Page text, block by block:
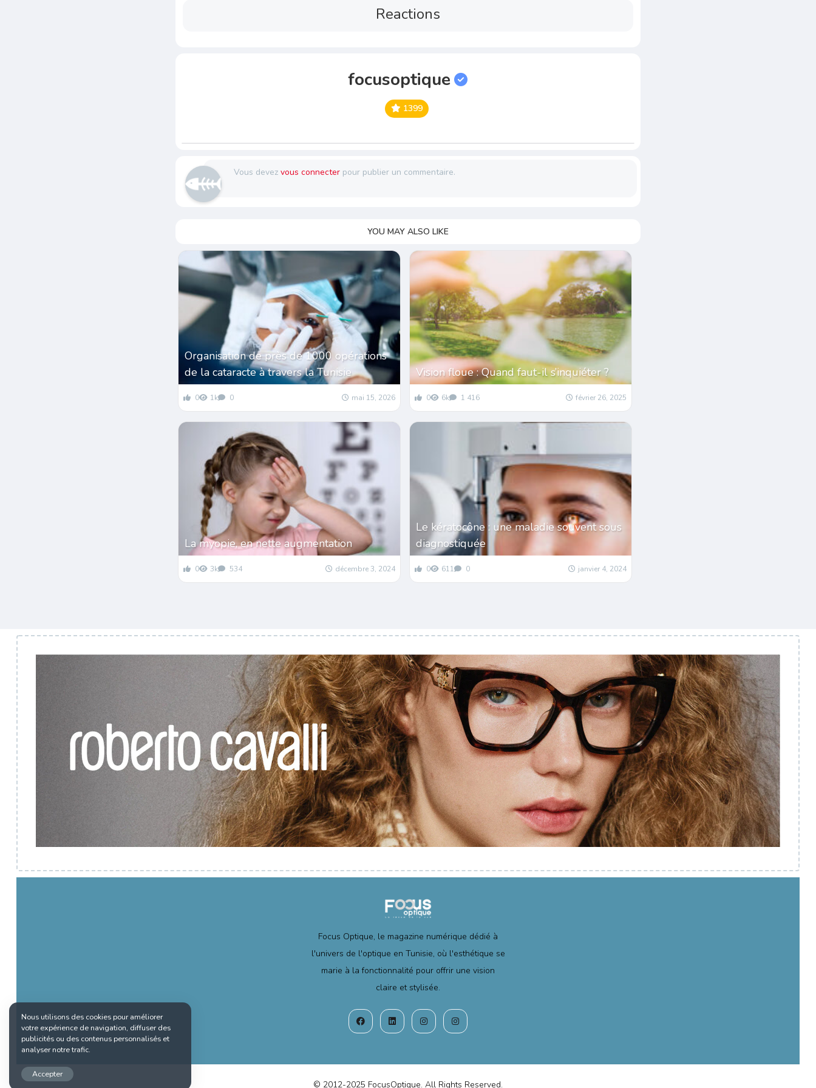
Reactions
focusoptique
1399
Vous devezvous connecter pour publier un commentaire.
YOU MAY ALSO LIKE
Organisation de près de 1000 opérations
de la cataracte à travers la Tunisie
0 1k 0 mai 15, 2026
Vision floue : Quand faut-il s’inquiéter ?
0 6k 1 416 février 26, 2025
La myopie, en nette augmentation
0 3k 534 décembre 3, 2024
Le kératocône : une maladie souvent sous
diagnostiquée
0 611 0 janvier 4, 2024
Focus Optique, le magazine numérique dédié à
l'univers de l'optique en Tunisie, où l'esthétique se
marie à la fonctionnalité pour offrir une vision
claire et stylisée.
© 2012-2025 FocusOptique. All Rights Reserved.
Nous utilisons des cookies pour améliorer
votre expérience de navigation, diffuser des
publicités ou des contenus personnalisés et
analyser notre trafic.
Accepter